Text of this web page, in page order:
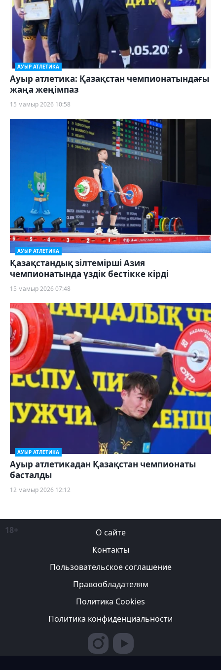
АУЫР АТЛЕТИКА
Ауыр атлетика: Қазақстан чемпионатындағы
жаңа жеңімпаз
15 мамыр 2026 10:58
АУЫР АТЛЕТИКА
Қазақстандық зілтемірші Азия
чемпионатында үздік бестікке кірді
15 мамыр 2026 07:48
АУЫР АТЛЕТИКА
Ауыр атлетикадан Қазақстан чемпионаты
басталды
12 мамыр 2026 12:12
18+
О сайте
Контакты
Пользовательское соглашение
Правообладателям
Политика Cookies
Политика конфиденциальности